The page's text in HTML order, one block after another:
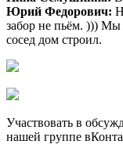
Юрий Федорович:
забор не пьём. ))) Мы
сосед дом строил.
Участвовать в
нашей группе